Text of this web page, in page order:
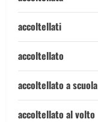
accoltellati
accoltellato
accoltellato a scuola
accoltellato al volto